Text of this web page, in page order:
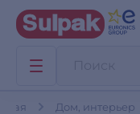
Дом, интерьер